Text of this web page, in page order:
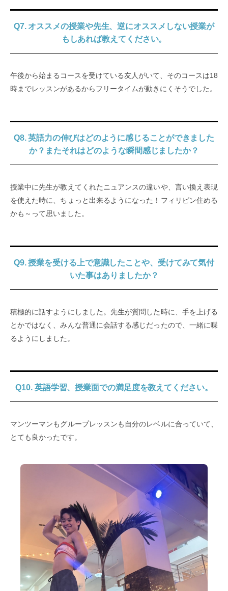
Q7. オススメの授業や先生、逆にオススメしない授業が
もしあれば教えてください。
午後から始まるコースを受けている友人がいて、そのコースは18
時までレッスンがあるからフリータイムが動きにくそうでした。
Q8. 英語力の伸びはどのように感じることができました
か？またそれはどのような瞬間感じましたか？
授業中に先生が教えてくれたニュアンスの違いや、言い換え表現
を使えた時に、ちょっと出来るようになった！フィリピン住める
かも～って思いました。
Q9. 授業を受ける上で意識したことや、受けてみて気付
いた事はありましたか？
積極的に話すようにしました。先生が質問した時に、手を上げる
とかではなく、みんな普通に会話する感じだったので、一緒に喋
るようにしました。
Q10. 英語学習、授業面での満足度を教えてください。
マンツーマンもグループレッスンも自分のレベルに合っていて、
とても良かったです。